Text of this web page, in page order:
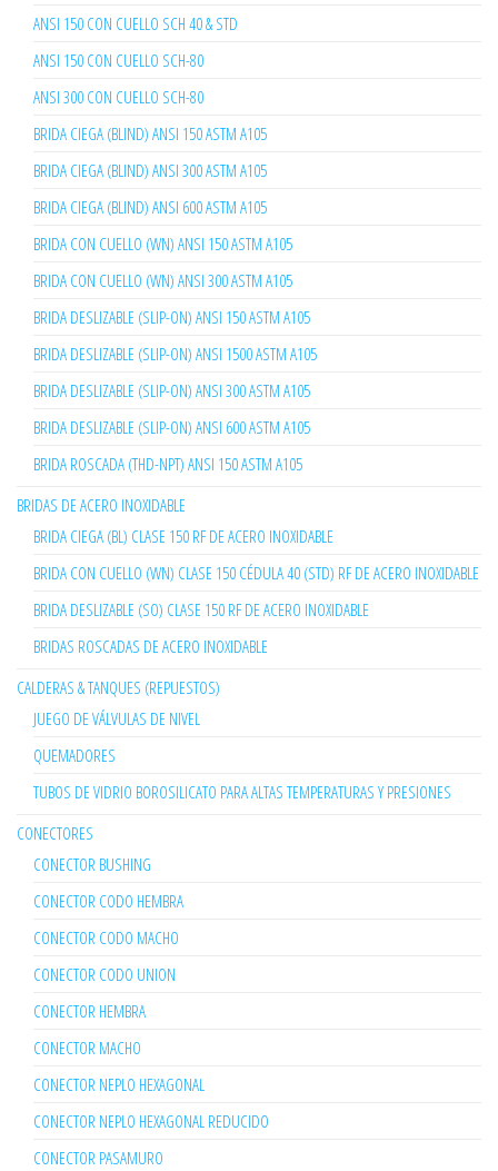
ANSI 150 CON CUELLO SCH 40 & STD
ANSI 150 CON CUELLO SCH-80
ANSI 300 CON CUELLO SCH-80
BRIDA CIEGA (BLIND) ANSI 150 ASTM A105
BRIDA CIEGA (BLIND) ANSI 300 ASTM A105
BRIDA CIEGA (BLIND) ANSI 600 ASTM A105
BRIDA CON CUELLO (WN) ANSI 150 ASTM A105
BRIDA CON CUELLO (WN) ANSI 300 ASTM A105
BRIDA DESLIZABLE (SLIP-ON) ANSI 150 ASTM A105
BRIDA DESLIZABLE (SLIP-ON) ANSI 1500 ASTM A105
BRIDA DESLIZABLE (SLIP-ON) ANSI 300 ASTM A105
BRIDA DESLIZABLE (SLIP-ON) ANSI 600 ASTM A105
BRIDA ROSCADA (THD-NPT) ANSI 150 ASTM A105
BRIDAS DE ACERO INOXIDABLE
BRIDA CIEGA (BL) CLASE 150 RF DE ACERO INOXIDABLE
BRIDA CON CUELLO (WN) CLASE 150 CÉDULA 40 (STD) RF DE ACERO INOXIDABLE
BRIDA DESLIZABLE (SO) CLASE 150 RF DE ACERO INOXIDABLE
BRIDAS ROSCADAS DE ACERO INOXIDABLE
CALDERAS & TANQUES (REPUESTOS)
JUEGO DE VÁLVULAS DE NIVEL
QUEMADORES
TUBOS DE VIDRIO BOROSILICATO PARA ALTAS TEMPERATURAS Y PRESIONES
CONECTORES
CONECTOR BUSHING
CONECTOR CODO HEMBRA
CONECTOR CODO MACHO
CONECTOR CODO UNION
CONECTOR HEMBRA
CONECTOR MACHO
CONECTOR NEPLO HEXAGONAL
CONECTOR NEPLO HEXAGONAL REDUCIDO
CONECTOR PASAMURO